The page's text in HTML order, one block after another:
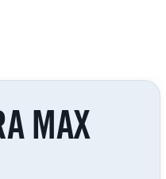
MAX